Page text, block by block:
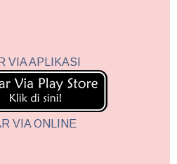
VIA APLIKASI
VIA ONLINE